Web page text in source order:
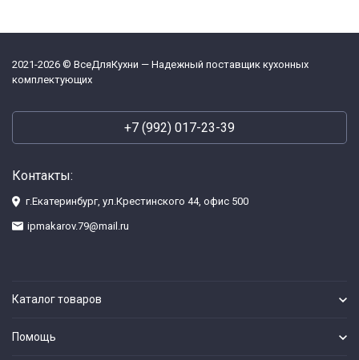
2021-2026 © ВсеДляКухни — Надежный поставщик кухонных
комплектующих
+7 (992) 017-23-39
Контакты:
г.Екатеринбург, ул.Крестинского 44, офис 500
ipmakarov.79@mail.ru
Каталог товаров
Помощь